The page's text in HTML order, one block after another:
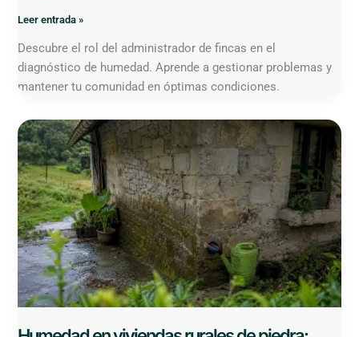
Leer entrada »
Descubre el rol del administrador de fincas en el
diagnóstico de humedad. Aprende a gestionar problemas y
mantener tu comunidad en óptimas condiciones.
en
viviendas
rurales
de
piedra:
causas
y
soluciones